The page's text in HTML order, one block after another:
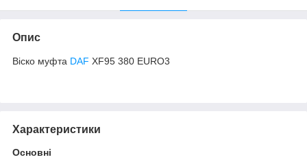
Опис
Віско муфта DAF XF95 380 EURO3
Характеристики
Основні